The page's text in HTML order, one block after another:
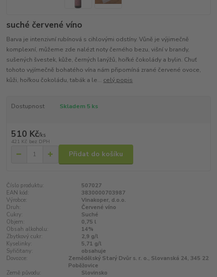
suché červené víno
Barva je intenzivní rubínová s cihlovými odstíny. Vůně je výjimečně
komplexní, můžeme zde nalézt noty černého bezu, višní v brandy,
sušených švestek, kůže, černých lanýžů, hořké čokolády a bylin. Chuť
tohoto vyjímečně bohatého vína nám připomíná zrané červené ovoce,
kůži, hořkou čokoládu, tabák a le... celý popis
Dostupnost Skladem 5 ks
510 Kč/ks
421 Kč bez DPH
Přidat do košíku
Číslo produktu:
507027
EAN kód:
3830000703987
Výrobce:
Vinakoper, d.o.o.
Druh:
Červené víno
Cukry:
Suché
Objem:
0,75 l
Obsah alkoholu:
14%
Zbytkový cukr:
2,9 g/l
Kyselinky:
5,71 g/l
Syřičitany:
obsahuje
Dovozce:
Zemědělský Starý Dvůr s. r. o., Slovanská 24, 345 22
Poběžovice
Země původu:
Slovinsko